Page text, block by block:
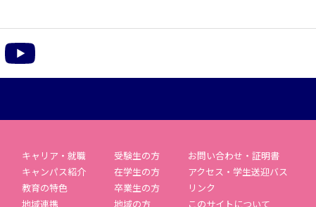
キャリア・就職
キャンパス紹介
教育の特色
地域連携
受験生の方
在学生の方
卒業生の方
地域の方
お問い合わせ・証明書
アクセス・学生送迎バス
リンク
このサイトについて